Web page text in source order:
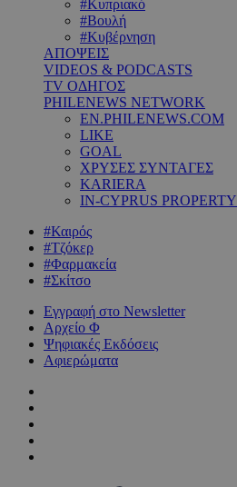
#Κυπριακό
#Βουλή
#Κυβέρνηση
ΑΠΟΨΕΙΣ
VIDEOS & PODCASTS
TV ΟΔΗΓΟΣ
PHILENEWS NETWORK
EN.PHILENEWS.COM
LIKE
GOAL
ΧΡΥΣΕΣ ΣΥΝΤΑΓΕΣ
KARIERA
IN-CYPRUS PROPERTY
#Καιρός
#Τζόκερ
#Φαρμακεία
#Σκίτσο
Εγγραφή στο Newsletter
Αρχείο Φ
Ψηφιακές Εκδόσεις
Αφιερώματα